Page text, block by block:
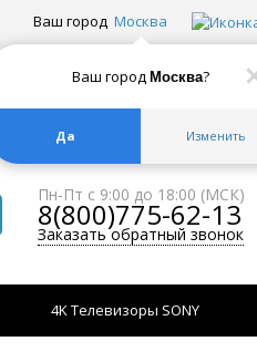
Ваш город Москва?
Да Изменить
Ваш город Москва
Пн-Пт с 9:00 до 18:00 (МСК)
8(800)775-62-13
Заказать обратный звонок
4K Телевизоры SONY